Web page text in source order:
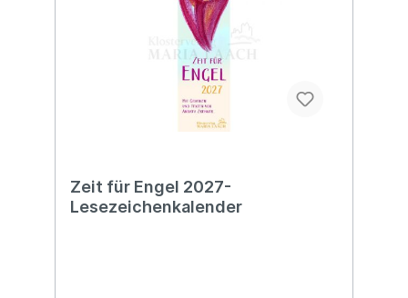
Zeit für Engel 2027-
Lesezeichenkalender